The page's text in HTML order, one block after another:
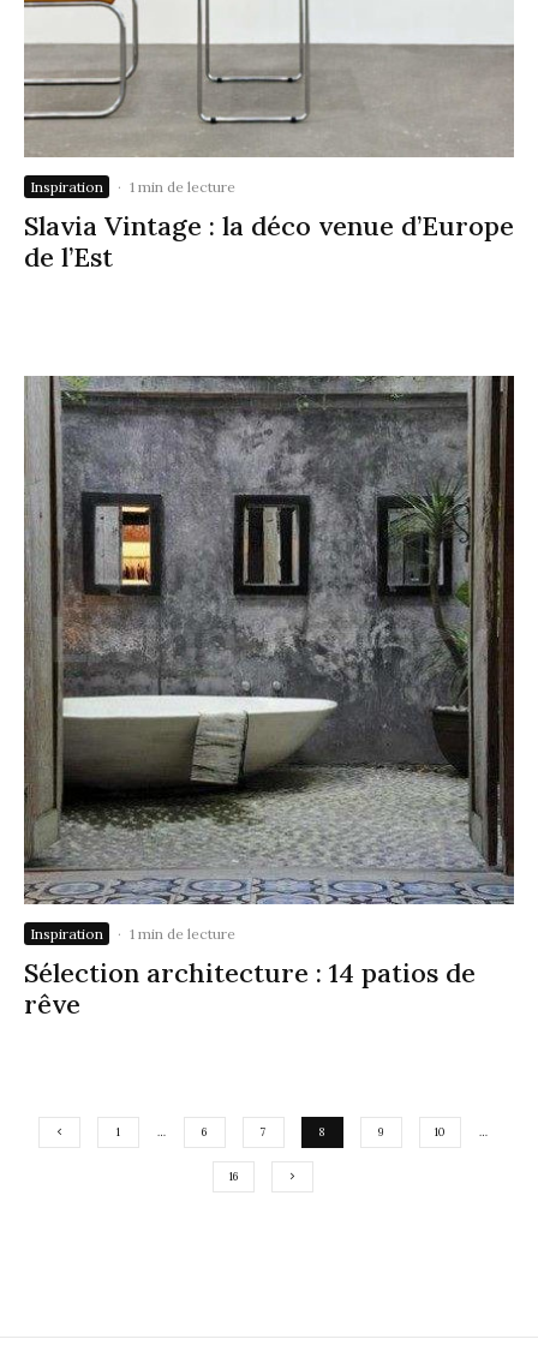
Inspiration · 1 min de lecture
Slavia Vintage : la déco venue d’Europe
de l’Est
Inspiration · 1 min de lecture
Sélection architecture : 14 patios de
rêve
1 … 6 7 8 9 10 …
16